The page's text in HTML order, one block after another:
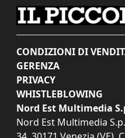
CONDIZIONI DI
GERENZA
PRIVACY
WHISTLEBLOWING
Nord Est Multimedia
Nord Est Multimedia